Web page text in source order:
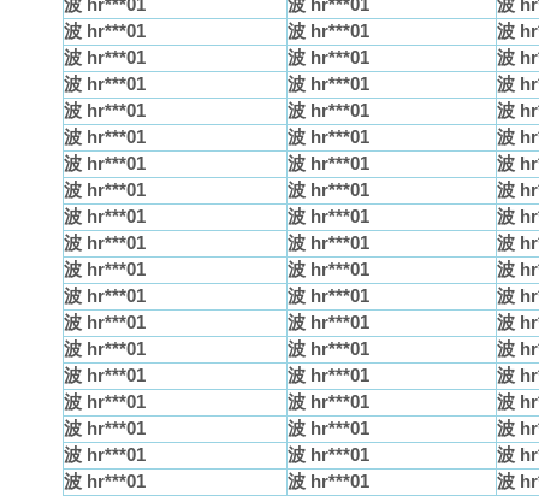
波 hr***01 波 hr***01
波
波 hr***01
波 hr***01
波
波 hr***01
波 hr***01
波
波 hr***01
波 hr***01
波
波 hr***01
波 hr***01
波
波 hr***01
波 hr***01
波
波 hr***01
波 hr***01
波
波 hr***01
波 hr***01
波
波 hr***01
波 hr***01
波
波 hr***01
波 hr***01
波
波 hr***01
波 hr***01
波
波 hr***01
波 hr***01
波
波 hr***01
波 hr***01
波
波 hr***01
波 hr***01
波
波 hr***01
波 hr***01
波
波 hr***01
波 hr***01
波
波 hr***01
波 hr***01
波
波 hr***01
波 hr***01
波
波 hr***01
波 hr***01
波